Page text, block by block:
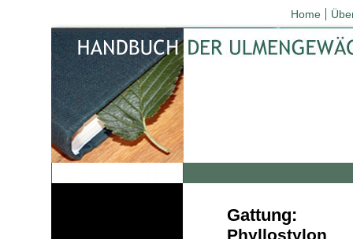
Home
Gattung:
Phyllostylon